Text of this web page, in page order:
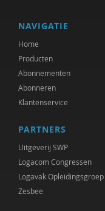
Aisia Okma
Norbert Peeters
Sandra Pellegrom
Hans Peters
Theunis Piersma
Rik Pinxten
NAVIGATIE
Home
Producten
Abonnementen
Abonneren
Klantenservice
PARTNERS
Uitgeverij SWP
Logacom Congressen
Logavak Opleidingsgroep
Zesbee